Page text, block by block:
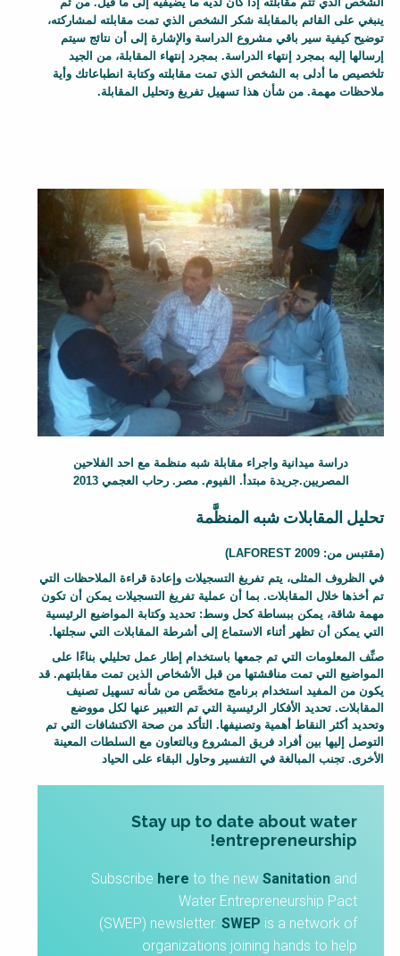
ينبغي على القائم بالمقابلة شكر الشخص الذي تمت مقابلته لمشاركته،
توضيح كيفية سير باقي مشروع الدراسة والإشارة إلى أن نتائج سيتم
إرسالها إليه بمجرد إنتهاء الدراسة. بمجرد إنتهاء المقابلة، من الجيد
تلخصيص ما أدلى به الشخص الذي تمت مقابلته وكتابة انطباعاتك وأية
ملاحظات مهمة. من شأن هذا تسهيل تفريغ وتحليل المقابلة.
دراسة ميدانية واجراء مقابلة شبه منظمة مع احد الفلاحين
المصريين.جريدة مبتدأ. الفيوم. مصر. رحاب العجمي 2013
تحليل المقابلات شبه المنظَّمة
F
a
c
t
s
h
e
e
t
B
(مقتبس من: LAFOREST 2009
)
في الظروف المثلى، يتم تفريغ التسجيلات وإعادة قراءة الملاحظات التي
تم أخذها خلال المقابلات. بما أن عملية تفريغ التسجيلات يمكن أن تكون
مهمة شاقة، يمكن ببساطة كحل وسط: تحديد وكتابة المواضيع الرئيسية
التي يمكن أن تظهر أثناء الاستماع إلى أشرطة المقابلات التي سجلتها.
صنِّف المعلومات التي تم جمعها باستخدام إطار عمل تحليلي بناءًا على
المواضيع التي تمت مناقشتها من قبل الأشخاص الذين تمت مقابلتهم. قد
يكون من المفيد استخدام برنامج متخصَّص من شأنه تسهيل تصنيف
المقابلات. تحديد الأفكار الرئيسية التي تم التعبير عنها لكل مووضع
وتحديد أكثر النقاط أهمية وتصنيفها. التأكد من صحة الاكتشافات التي تم
التوصل إليها بين أفراد فريق المشروع وبالتعاون مع السلطات المعينة
الأخرى. تجنب المبالغة في التفسير وحاول البقاء على الحياد
Stay up to date about water
entrepreneurship!
Subscribe here to the new Sanitation and
Water Entrepreneurship Pact
(SWEP) newsletter. SWEP is a network of
organizations joining hands to help